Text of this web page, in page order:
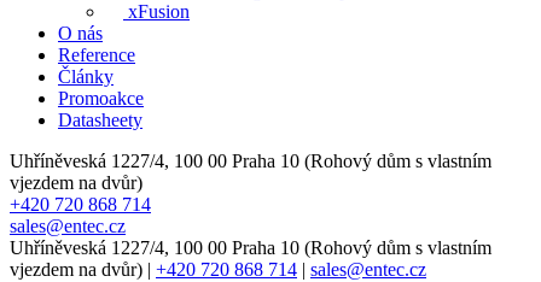
xFusion
O nás
Reference
Články
Promoakce
Datasheety
Uhříněveská 1227/4, 100 00 Praha 10 (Rohový dům s vlastním
vjezdem na dvůr)
+420 720 868 714
sales@entec.cz
Uhříněveská 1227/4, 100 00 Praha 10 (Rohový dům s vlastním
vjezdem na dvůr) | +420 720 868 714 | sales@entec.cz